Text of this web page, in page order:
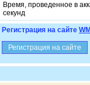
Время, проведенное в
секунд
Регистрация на сайте